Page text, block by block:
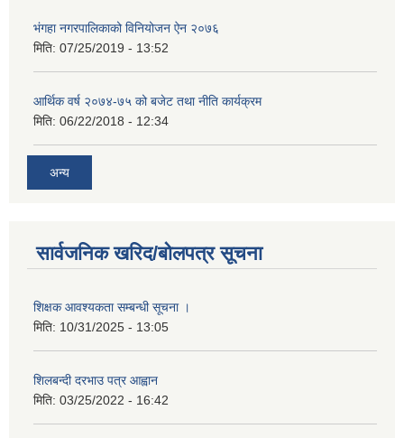
भंगहा नगरपालिकाको विनियोजन ऐन २०७६
मिति: 07/25/2019 - 13:52
आर्थिक वर्ष २०७४-७५ को बजेट तथा नीति कार्यक्रम
मिति: 06/22/2018 - 12:34
अन्य
सार्वजनिक खरिद/बोलपत्र सूचना
शिक्षक आवश्यकता सम्बन्धी सूचना ।
मिति: 10/31/2025 - 13:05
शिलबन्दी दरभाउ पत्र आह्वान
मिति: 03/25/2022 - 16:42